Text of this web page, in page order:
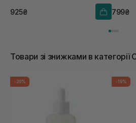
925₴ 799₴
Товари зі знижками в категорії
-20% -19%